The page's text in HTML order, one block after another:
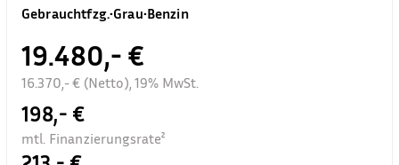
Gebrauchtfzg.•Grau•Benzin
19.480,- €
16.370,- € (Netto), 19% MwSt.
198,- €
mtl. Finanzierungsrate²